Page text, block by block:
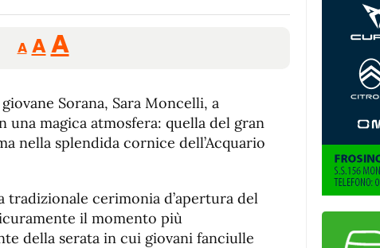
A
Reducir
tamaño
A Restablecer
tamaño
de
fuente
AAumentar
de
fuente.
Sorana, Sara Moncelli, a
una magica atmosfera: quella del gran
nella splendida cornice dell’Acquario
tradizionale cerimonia d’apertura del
il momento più
della serata in cui giovani fanciulle